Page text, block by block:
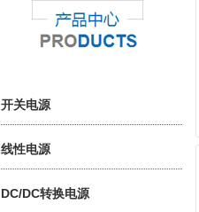
开关电源
线性电源
DC/DC转换电源